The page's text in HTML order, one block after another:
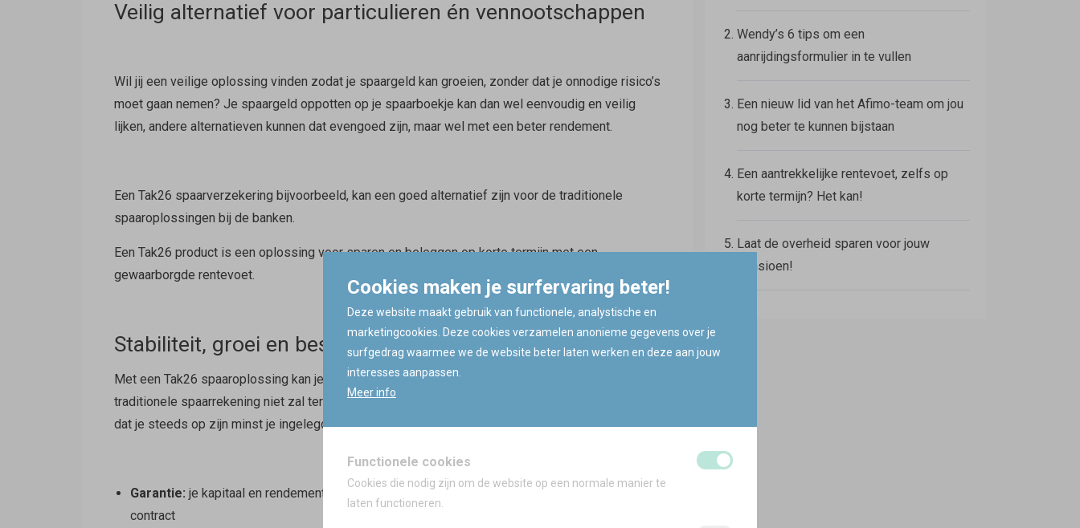
Veilig alternatief voor particulieren én vennootschappen
Wil jij een veilige oplossing vinden zodat je spaargeld kan groeien, zonder dat je onnodige risico’s
moet gaan nemen? Je spaargeld oppotten op je spaarboekje kan dan wel eenvoudig en veilig
lijken, andere alternatieven kunnen dat evengoed zijn, maar wel met een beter rendement.
Een Tak26 spaarverzekering bijvoorbeeld, kan een goed alternatief zijn voor de traditionele
spaaroplossingen bij de banken.
Een Tak26 product is een oplossing voor sparen en beleggen op korte termijn met een
gewaarborgde rentevoet.
Stabiliteit, groei en bescherming
Met een Tak26 spaaroplossing kan je rekenen op enkele onmiskenbare voordelen die je bij een
traditionele spaarrekening niet zal terugvinden. Je kapitaal is steeds beschermd, wat betekent
dat je steeds op zijn minst je ingelegde kapitaal terugkrijgt.
Garantie: je kapitaal en rendement zijn gegarandeerd gedurende de hele looptijd van het
contract
Wendy’s 6 tips om een
aanrijdingsformulier in te vullen
Een nieuw lid van het Afimo-team om jou
nog beter te kunnen bijstaan
Een aantrekkelijke rentevoet, zelfs op
korte termijn? Het kan!
Laat de overheid sparen voor jouw
pensioen!
Cookies maken je surfervaring beter!
Deze website maakt gebruik van functionele, analystische en
marketingcookies. Deze cookies verzamelen anonieme gegevens over je
surfgedrag waarmee we de website beter laten werken en deze aan jouw
interesses aanpassen.
Meer info
Functionele cookies
Cookies die nodig zijn om de website op een normale manier te
laten functioneren.